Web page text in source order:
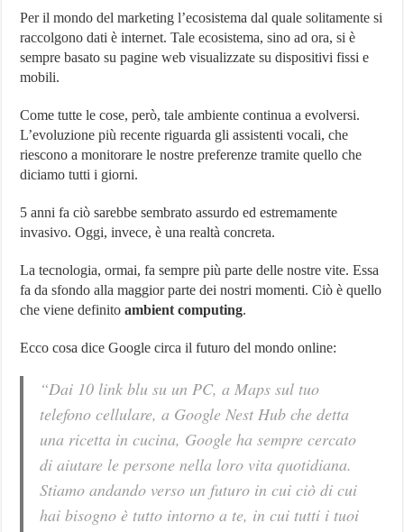
Per il mondo del marketing l’ecosistema dal quale solitamente si
raccolgono dati è internet. Tale ecosistema, sino ad ora, si è
sempre basato su pagine web visualizzate su dispositivi fissi e
mobili.
Come tutte le cose, però, tale ambiente continua a evolversi.
L’evoluzione più recente riguarda gli assistenti vocali, che
riescono a monitorare le nostre preferenze tramite quello che
diciamo tutti i giorni.
5 anni fa ciò sarebbe sembrato assurdo ed estremamente
invasivo. Oggi, invece, è una realtà concreta.
La tecnologia, ormai, fa sempre più parte delle nostre vite. Essa
fa da sfondo alla maggior parte dei nostri momenti. Ciò è quello
che viene definitoambient computing.
Ecco cosa dice Google circa il futuro del mondo online:
“Dai 10 link blu su un PC, a Maps sul tuo
telefono cellulare, a Google Nest Hub che detta
una ricetta in cucina, Google ha sempre cercato
di aiutare le persone nella loro vita quotidiana.
Stiamo andando verso un futuro in cui ciò di cui
hai bisogno è tutto intorno a te, in cui tutti i tuoi